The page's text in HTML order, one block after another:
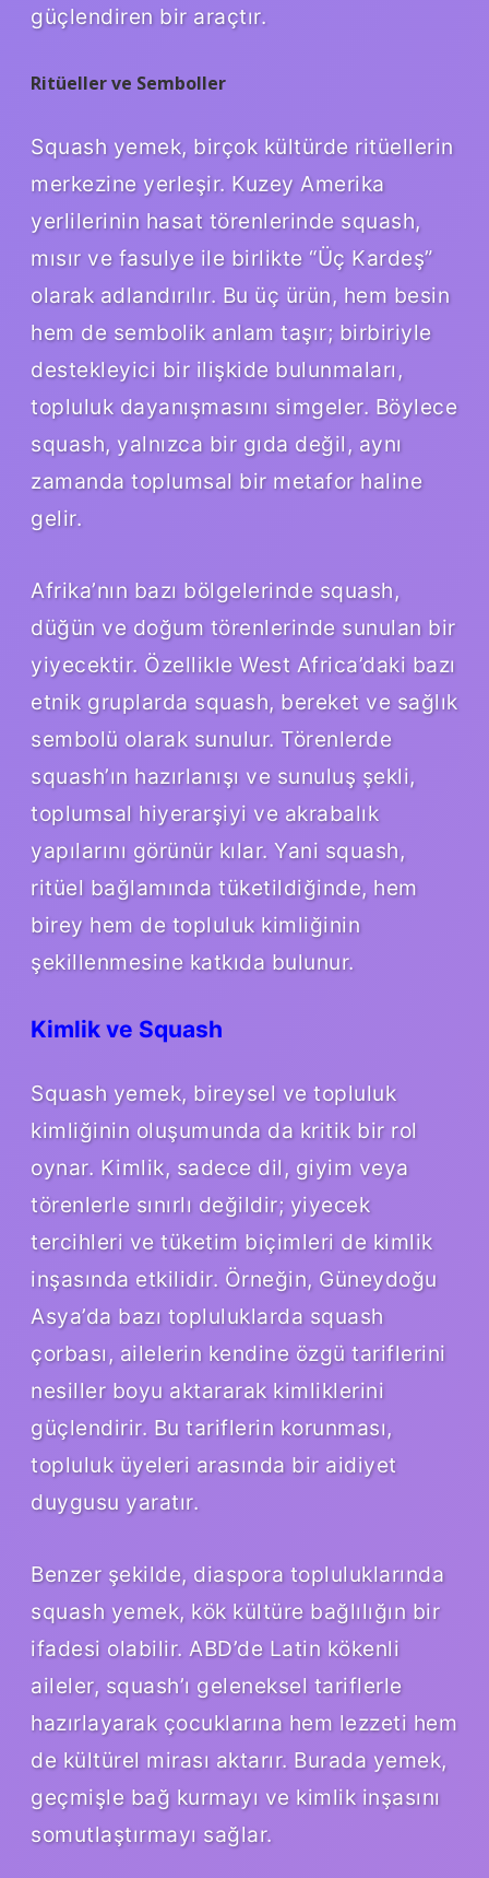
güçlendiren bir araçtır.
Ritüeller ve Semboller
Squash yemek, birçok kültürde ritüellerin
merkezine yerleşir. Kuzey Amerika
yerlilerinin hasat törenlerinde squash,
mısır ve fasulye ile birlikte “Üç Kardeş”
olarak adlandırılır. Bu üç ürün, hem besin
hem de sembolik anlam taşır; birbiriyle
destekleyici bir ilişkide bulunmaları,
topluluk dayanışmasını simgeler. Böylece
squash, yalnızca bir gıda değil, aynı
zamanda toplumsal bir metafor haline
gelir.
Afrika’nın bazı bölgelerinde squash,
düğün ve doğum törenlerinde sunulan bir
yiyecektir. Özellikle West Africa’daki bazı
etnik gruplarda squash, bereket ve sağlık
sembolü olarak sunulur. Törenlerde
squash’ın hazırlanışı ve sunuluş şekli,
toplumsal hiyerarşiyi ve akrabalık
yapılarını görünür kılar. Yani squash,
ritüel bağlamında tüketildiğinde, hem
birey hem de topluluk kimliğinin
şekillenmesine katkıda bulunur.
Kimlik ve Squash
Squash yemek, bireysel ve topluluk
kimliğinin oluşumunda da kritik bir rol
oynar. Kimlik, sadece dil, giyim veya
törenlerle sınırlı değildir; yiyecek
tercihleri ve tüketim biçimleri de kimlik
inşasında etkilidir. Örneğin, Güneydoğu
Asya’da bazı topluluklarda squash
çorbası, ailelerin kendine özgü tariflerini
nesiller boyu aktararak kimliklerini
güçlendirir. Bu tariflerin korunması,
topluluk üyeleri arasında bir aidiyet
duygusu yaratır.
Benzer şekilde, diaspora topluluklarında
squash yemek, kök kültüre bağlılığın bir
ifadesi olabilir. ABD’de Latin kökenli
aileler, squash’ı geleneksel tariflerle
hazırlayarak çocuklarına hem lezzeti hem
de kültürel mirası aktarır. Burada yemek,
geçmişle bağ kurmayı ve kimlik inşasını
somutlaştırmayı sağlar.